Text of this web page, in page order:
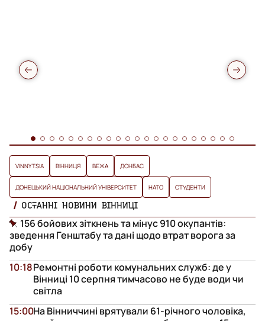
VINNYTSIA ВІННИЦЯ ВЕЖА ДОНБАС
ДОНЕЦЬКИЙ НАЦІОНАЛЬНИЙ УНІВЕРСИТЕТ НАТО СТУДЕНТИ
ОСТАННІ НОВИНИ ВІННИЦІ
156 бойових зіткнень та мінус 910 окупантів:
зведення Генштабу та дані щодо втрат ворога за
добу
Ремонтні роботи комунальних служб: де у
Вінниці 10 серпня тимчасово не буде води чи
світла
10:18
На Вінниччині врятували 61-річного чоловіка,
15:00